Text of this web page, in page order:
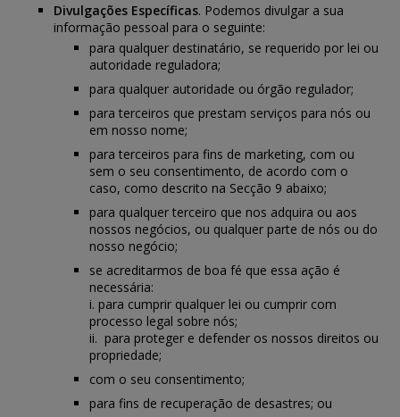
Divulgações Específicas. Podemos divulgar a sua
informação pessoal para o seguinte:
para qualquer destinatário, se requerido por lei ou
autoridade reguladora;
para qualquer autoridade ou órgão regulador;
para terceiros que prestam serviços para nós ou
em nosso nome;
para terceiros para fins de marketing, com ou
sem o seu consentimento, de acordo com o
caso, como descrito na Secção 9 abaixo;
para qualquer terceiro que nos adquira ou aos
nossos negócios, ou qualquer parte de nós ou do
nosso negócio;
se acreditarmos de boa fé que essa ação é
necessária:
i. para cumprir qualquer lei ou cumprir com
processo legal sobre nós;
ii. para proteger e defender os nossos direitos ou
propriedade;
com o seu consentimento;
para fins de recuperação de desastres; ou